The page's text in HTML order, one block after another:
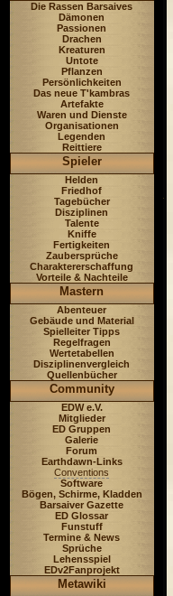
Die Rassen Barsaives
Dämonen
Passionen
Drachen
Kreaturen
Untote
Pflanzen
Persönlichkeiten
Das neue T'kambras
Artefakte
Waren und Dienste
Organisationen
Legenden
Reittiere
Spieler
Helden
Friedhof
Tagebücher
Disziplinen
Talente
Kniffe
Fertigkeiten
Zaubersprüche
Charaktererschaffung
Vorteile & Nachteile
Mastern
Abenteuer
Gebäude und Material
Spielleiter Tipps
Regelfragen
Wertetabellen
Disziplinenvergleich
Quellenbücher
Community
EDW e.V.
Mitglieder
ED Gruppen
Galerie
Forum
Earthdawn-Links
Conventions
Software
Bögen, Schirme, Kladden
Barsaiver Gazette
ED Glossar
Funstuff
Termine & News
Sprüche
Lehensspiel
EDv2Fanprojekt
Metawiki